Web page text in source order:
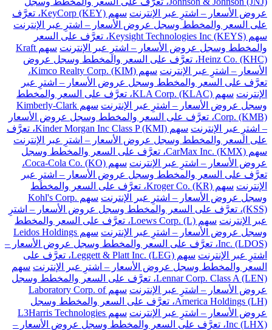
عروض الأسعار – اشترِ عبر الإنترنت
سهم KeyCorp (KEY)، تعرَّف
على السعر والمخطط وسجل عروض الأسعار – اشترِ عبر الإنترنت
سهم Keysight Technologies Inc (KEYS)، تعرَّف على السعر
والمخطط وسجل عروض الأسعار – اشترِ عبر الإنترنت
سهم Kraft
Heinz Co. (KHC)، تعرَّف على السعر والمخطط وسجل عروض
الأسعار – اشترِ عبر الإنترنت
سهم Kimco Realty Corp. (KIM)،
تعرَّف على السعر والمخطط وسجل عروض الأسعار – اشترِ عبر
الإنترنت
سهم KLA Corp. (KLAC)، تعرَّف على السعر والمخطط
وسجل عروض الأسعار – اشترِ عبر الإنترنت
سهم Kimberly-Clark
Corp. (KMB)، تعرَّف على السعر والمخطط وسجل عروض الأسعار
– اشترِ عبر الإنترنت
سهم Kinder Morgan Inc Class P (KMI)، تعرَّف
على السعر والمخطط وسجل عروض الأسعار – اشترِ عبر الإنترنت
سهم CarMax Inc. (KMX)، تعرَّف على السعر والمخطط وسجل
عروض الأسعار – اشترِ عبر الإنترنت
سهم Coca-Cola Co. (KO)،
تعرَّف على السعر والمخطط وسجل عروض الأسعار – اشترِ عبر
الإنترنت
سهم Kroger Co. (KR)، تعرَّف على السعر والمخطط
وسجل عروض الأسعار – اشترِ عبر الإنترنت
سهم Kohl's Corp.
(KSS)، تعرَّف على السعر والمخطط وسجل عروض الأسعار – اشترِ
عبر الإنترنت
سهم Loews Corp. (L)، تعرَّف على السعر والمخطط
وسجل عروض الأسعار – اشترِ عبر الإنترنت
سهم Leidos Holdings
Inc. (LDOS)، تعرَّف على السعر والمخطط وسجل عروض الأسعار –
اشترِ عبر الإنترنت
سهم Leggett & Platt Inc. (LEG)، تعرَّف على
السعر والمخطط وسجل عروض الأسعار – اشترِ عبر الإنترنت سهم
Lennar Corp. Class A (LEN)، تعرَّف على السعر والمخطط وسجل
عروض الأسعار – اشترِ عبر الإنترنت
سهم Laboratory Corp. of
America Holdings (LH)، تعرَّف على السعر والمخطط وسجل
عروض الأسعار – اشترِ عبر الإنترنت
سهم L3Harris Technologies
Inc (LHX)، تعرَّف على السعر والمخطط وسجل عروض الأسعار –